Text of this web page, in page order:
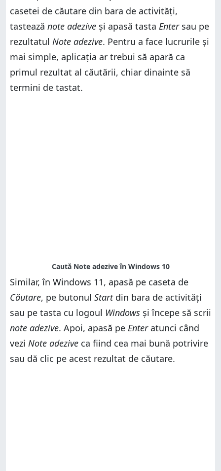
din fereastra Executare nu mai merge
Cum preferi să deschizi Note adezive?
IMPORTANT: Vechea comandă pentru Note adezive
din fereastra Executare nu mai merge
Cum preferi să deschizi Note adezive?
casetei de căutare din bara de activități,
tastează note adezive și apasă tasta Enter sau pe
rezultatul Note adezive. Pentru a face lucrurile și
mai simple, aplicația ar trebui să apară ca
primul rezultat al căutării, chiar dinainte să
termini de tastat.
Similar, în Windows 11, apasă pe caseta de
Căutare, pe butonul Start din bara de activități
sau pe tasta cu logoul Windows și începe să scrii
note adezive. Apoi, apasă pe Enteratunci când
vezi Note adezive ca fiind cea mai bună potrivire
sau dă clic pe acest rezultat de căutare.